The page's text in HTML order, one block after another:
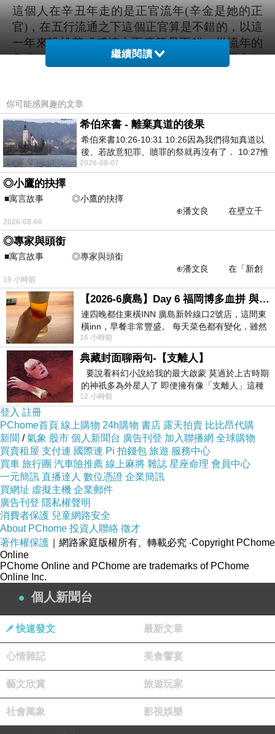
這個人在辛丑年走的是正官流年(辛金是她的正
官)，在五行流通之下這個正官算是不錯的，以這
一年來說桃花或感情方面應算是不錯，從流年的
角度下去看是不錯，但如果有看到流月運會知
她說在分手的月份是辛卯月，當辛字出現在流月
裡，因為流日也會來剋照成流月的不穩定(如果與
其它月份相比來說)，不穩會有大好大壞的時間，
剛好這個辛金也是感情運，感情不穩想分的心就
有了，一旦發生了口角或發現無法接受的秘密，
爆發也只是一瞬間
通常2個人的分手，其中一人心裡已有此想法一
段時間，只是確定的時間點是什麼時候而已
┏━━📌林子玄愛八字影片━━┓
訂閱玄粉族的YOUTOBE影片：
https://reurl.cc/pxRZ3e
追蹤玄粉族臉書ＦＢ影片：
https://reurl.cc/WXoqNx
IG（@vivian768311）
整理最近--林子玄👍精彩10部，＜八字案例＞懶人包
👏
https://reurl.cc/NA6Ak9
整理最近--林子玄👍精彩10部，＜
👏
https://reurl.cc/KroXWM
┗━━━━━━━━━━━━━━━┛
✪服務項目✪(需先預約)
⇢八字流年運 ⇢八字課程 ⇢嬰兒取名 ⇢風水問題
📞連絡林子玄老師
⇢LINE：vivian0407888
⇢微信：vivian040788
繼續閱讀
你可能感興趣的文章
希伯來書 - 離棄真道的後果
希伯來書10:26-10:31 10:26因為我們得知真道以
後、若故意犯罪、贖罪的祭就再沒有了． 10:27惟
有戰懼等候審判和那燒滅眾敵人的烈火
2026-08-07
◎小鷹的抉擇
■寓言故事 ◎小鷹的抉擇
⊕潘文良 在壁立千
仞的懸崖上，有一座遮天蔽
2026-08-06
◎專家與頭銜
■寓言故事 ◎專家與頭銜
⊕潘文良 在「新創
之谷」裡——
19 小時前
【2026-6廣島】Day 6 福岡博多血拼 與機場接送少年司機深夜對談
連四晚都住東橫INN 廣島新幹線口2號店，這間東
橫inn，早餐非常豐盛。 每天菜色都有變化，雖然
看到工作人員拿出料理包加熱，但
16 小時前
典藏封面聊兩句-【支離人】
要說看科幻小說給我的最大啟蒙 莫過於上古時期
的神祇多為外星人了 即便擁有像「支離人」這種
驚世駭俗的神通法門 也未必讀
12 小時前
登入 註冊
PChome首頁 線上購物 24h購物 書店 露天拍賣 比比昂代購
新聞 /氣象 股市 個人新聞台 廣告刊登 加入聯播網 全球購物
買賣租屋 支付連 國際連 Pi 拍錢包 旅遊 服務中心
買車 旅行團 汽車險推薦 線上麻將 雜誌 星座命理 會員中心
一元簡訊 直播達人 數位憑證 企業簡訊
買網址 虛擬主機 企業郵件
廣告刊登 隱私權聲明
消費者保護 兒童網路安全
About PChome 投資人聯絡 徵才
著作權保護 ｜網路家庭版權所有、轉載必究 ‧Copyright PChome
Online
PChome Online and PChome are trademarks of PChome
Online Inc.
個人新聞台
快速發文 最新文章
心情雜記 美食饗宴
藝文欣賞 旅遊玩家
社會萬象 影視娛樂